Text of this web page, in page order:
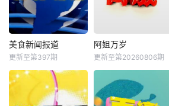
美食新闻报道
更新至第397期
阿姐万岁
更新至第20260806期